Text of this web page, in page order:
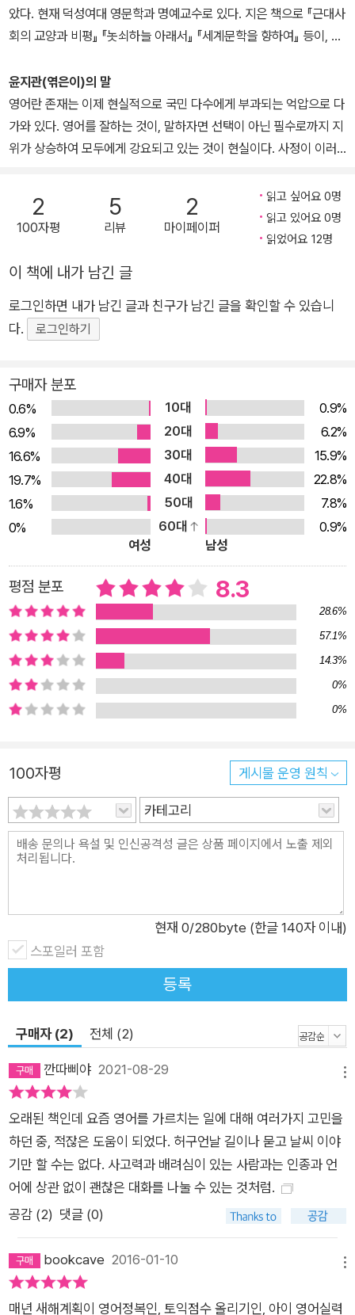
았다. 현재 덕성여대 영문학과 명예교수로 있다. 지은 책으로 『근대사
회의 교양과 비평』 『놋쇠하늘 아래서』 『세계문학을 향하여』 등이, 옮
성』 『노생거 사원』 『톨스토이냐 도스토예프스키냐』 등이 있다.
윤지관(엮은이)의 말
영어란 존재는 이제 현실적으로 국민 다수에게 부과되는 억압으로 다
가와 있다. 영어를 잘하는 것이, 말하자면 선택이 아닌 필수로까지 지
위가 상승하여 모두에게 강요되고 있는 것이 현실이다. 사정이 이러
도대체 영어가 무엇이기에 우리한테 이런 시련을 안기는 것인지, 도
대체 우리에게 영어가 무엇인지, 영어가 중요한 것이 엄연한 사실이
자리를 우리의 입장에서 성찰해 보는 것이 중요한 국면이 되었다고
편자는 생각한다.
2
100자평
5
리뷰
2
마이페이퍼
읽고 싶어요 0명
읽고 있어요 0명
읽었어요 12명
이 책에 내가 남긴 글
로그인하면 내가 남긴 글과 친구가 남긴 글을 확인할 수 있습니
다.
로그인하기
구매자 분포
0.6% 10대
0.9%
6.9%
20대
6.2%
16.6%
30대
15.9%
19.7%
40대
22.8%
1.6%
50대
7.8%
0%
60대
0.9%
여성
남성
평점 분포 8.3
28.6%
57.1%
14.3%
0%
0%
100자평 게시물 운영 원칙
카테고리
현재 0/280byte (한글 140자 이내)
스포일러 포함
등록
구매자 (2) 전체 (2)
깐따삐야 2021-08-29
오래된 책인데 요즘 영어를 가르치는 일에 대해 여러가지 고민을
하던 중, 적잖은 도움이 되었다. 허구언날 길이나 묻고 날씨 이야
기만 할 수는 없다. 사고력과 배려심이 있는 사람과는 인종과 언
어에 상관 없이 괜찮은 대화를 나눌 수 있는 것처럼.
공감 (2) 댓글 (0)
bookcave 2016-01-10
매년 새해계획이 영어정복인, 토익점수 올리기인, 아이 영어실력